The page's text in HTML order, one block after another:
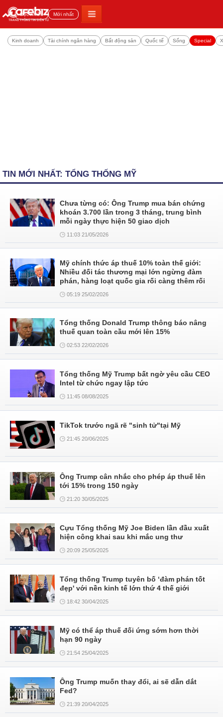
Đọc nhiều Mới nhất
Kinh doanh Tài chính ngân hàng Bất động sản Quốc tế Sống Special
TIN MỚI NHẤT: TỔNG THỐNG MỸ
Chưa từng có: Ông Trump mua bán chứng
khoán 3.700 lần trong 3 tháng, trung bình
mỗi ngày thực hiện 50 giao dịch
11:03 21/05/2026
Mỹ chính thức áp thuế 10% toàn thế giới:
Nhiều đối tác thương mại lớn ngừng đàm
phán, hàng loạt quốc gia rối càng thêm rối
05:19 25/02/2026
Tổng thống Donald Trump thông báo nâng
thuế quan toàn cầu mới lên 15%
02:53 22/02/2026
Tổng thống Mỹ Trump bất ngờ yêu cầu CEO
Intel từ chức ngay lập tức
11:45 08/08/2025
TikTok trước ngã rẽ "sinh tử"tại Mỹ
21:45 20/06/2025
Ông Trump cân nhắc cho phép áp thuế lên
tới 15% trong 150 ngày
21:20 30/05/2025
Cựu Tổng thống Mỹ Joe Biden lần đầu xuất
hiện công khai sau khi mắc ung thư
20:09 25/05/2025
Tổng thống Trump tuyên bố ‘đàm phán tốt
đẹp' với nền kinh tế lớn thứ 4 thế giới
18:42 30/04/2025
Mỹ có thể áp thuế đối ứng sớm hơn thời
hạn 90 ngày
21:54 25/04/2025
Ông Trump muốn thay đổi, ai sẽ dẫn dắt
Fed?
21:39 20/04/2025